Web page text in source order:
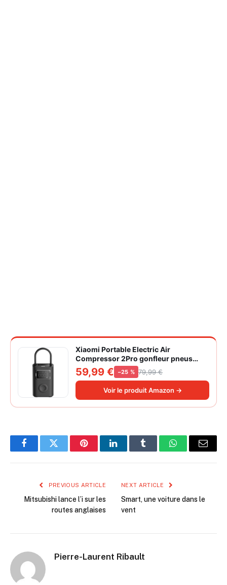
Xiaomi Portable Electric Air
Compressor 2Pro gonfleur pneus
voiture | ±1PSI Contrôle pression
pneus, 45s gonflage rapide, batterie
longue durée, avec éclairage, grand
cylindre à air 27 mm
59,99 € −25 % 79,99 €
Voir le produit Amazon →
FacebookTwitter PinterestLinkedInTumblr WhatsAppEmail
PREVIOUS ARTICLE
Mitsubishi lance l’i sur les
routes anglaises
NEXT ARTICLE
Smart, une voiture dans le
vent
Pierre-Laurent Ribault